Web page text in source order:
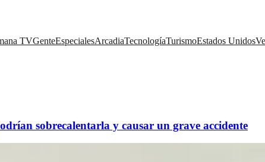
TVGenteEspecialesArcadiaTecnologíaTurismoEstados Unidos
sobrecalentarla y causar un grave accidente